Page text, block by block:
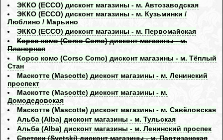
ЭККО (ECCO) дисконт магазины - м. Автозаводская
ЭККО (ECCO) дисконт магазины - м. Кузьминки /
Люблино / Марьино
ЭККО (ECCO) дисконт магазины - м. Первомайская
Корсо комо (Corso Como) дисконт магазины - м.
Планерная
Корсо комо (Corso Como) дисконт магазины - м. Тёплый
Стан
Маскотте (Mascotte) дисконт магазины - м. Ленинский
проспект
Маскотте (Mascotte) дисконт магазины - м.
Домодедовская
Маскотте (Mascotte) дисконт магазины - м. Савёловская
Альба (Alba) дисконт магазины - м. Тульская
Альба (Alba) дисконт магазины - м. Ленинский проспек
Светски (Svetski) дисконт магазины - м. Партизанская